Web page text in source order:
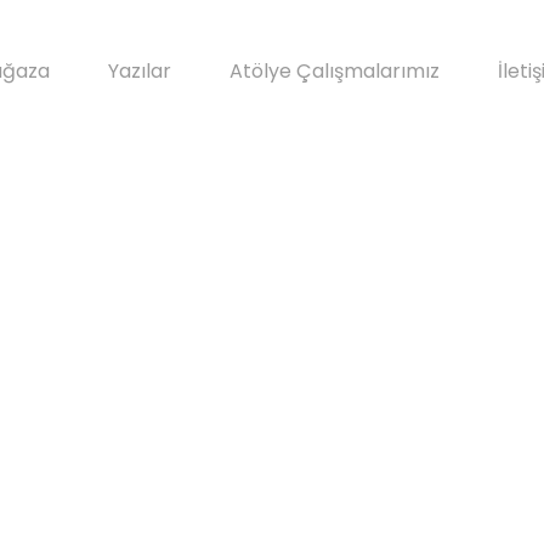
Yazılar Atölye Çalışmalarımız